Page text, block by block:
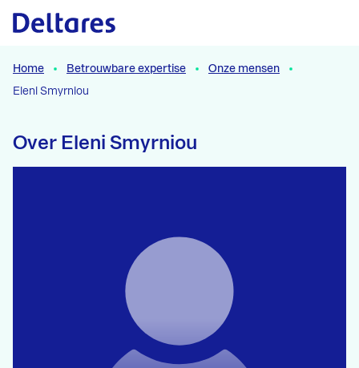
Naar hoofdcontent
Home Betrouwbare expertise
Onze mensen
Eleni Smyrniou
Over Eleni Smyrniou